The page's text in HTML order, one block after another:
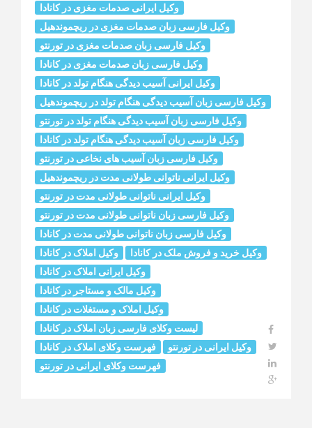
وکیل ایرانی صدمات مغزی در کانادا
وکیل فارسی زبان صدمات مغزی در ریچموندهیل
وکیل فارسی زبان صدمات مغزی در تورنتو
وکیل فارسی زبان صدمات مغزی در کانادا
وکیل ایرانی آسیب دیدگی هنگام تولد در کانادا
وکیل فارسی زبان آسیب دیدگی هنگام تولد در ریچموندهیل
وکیل فارسی زبان آسیب دیدگی هنگام تولد در تورنتو
وکیل فارسی زبان آسیب دیدگی هنگام تولد در کانادا
وکیل فارسی زبان آسیب‌ های نخاعی در تورنتو
وکیل ایرانی ناتوانی طولانی مدت در ریچموندهیل
وکیل ایرانی ناتوانی طولانی مدت در تورنتو
وکیل فارسی زبان ناتوانی طولانی مدت در تورنتو
وکیل فارسی زبان ناتوانی طولانی مدت در کانادا
وکیل املاک در کانادا
وکیل خرید و فروش ملک در کانادا
وکیل ایرانی املاک در کانادا
وکیل مالک و مستاجر در کانادا
وکیل املاک و مستغلات در کانادا
لیست وکلای فارسی زبان املاک در کانادا
فهرست وکلای املاک در کانادا
وکیل ایرانی در تورنتو
فهرست وکلای ایرانی در تورنتو